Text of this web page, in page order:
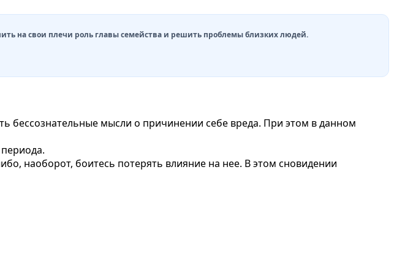
на свои плечи роль главы семейства и решить проблемы близких людей.
бессознательные мысли о причинении себе вреда. При этом в данном
наоборот, боитесь потерять влияние на нее. В этом сновидении